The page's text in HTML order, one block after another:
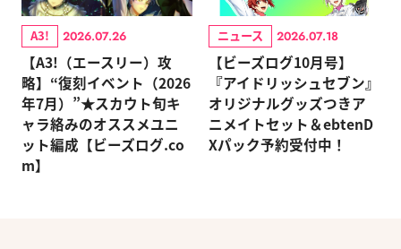
A3! 2026.07.26
【A3!（エースリー）攻
略】“復刻イベント（2026
年7月）”★スカウト旬キ
ャラ絡みのオススメユニ
ット編成【ビーズログ.co
m】
ニュース 2026.07.18
【ビーズログ10月号】
『アイドリッシュセブン』
オリジナルグッズつきア
ニメイトセット＆ebtenD
Xパック予約受付中！